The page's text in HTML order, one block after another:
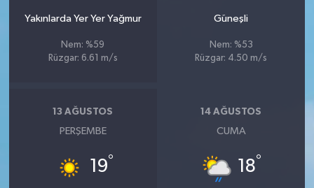
Yakınlarda Yer Yer Yağmur
Nem: %59
Rüzgar: 6.61 m/s
Güneşli
Nem: %53
Rüzgar: 4.50 m/s
13 AĞUSTOS
PERŞEMBE
19°
14 AĞUSTOS
CUMA
18°